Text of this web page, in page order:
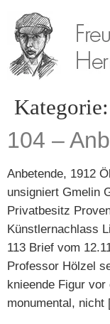
Kategorie:
104 –
Anbetende, 1912
unsigniert Gmelin
Privatbesitz
Künstlernachlass
113 Brief vom
Professor Hölzel
knieende Figur
monumental,